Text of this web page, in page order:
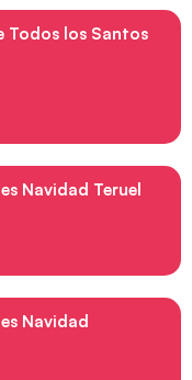
Todos los Santos
Navidad Teruel
Navidad